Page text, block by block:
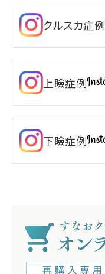
クルスカ症例
上瞼症例
下瞼症例